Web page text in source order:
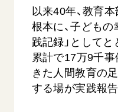
証言 長崎
以来40年、教育
根本に、子どもの
践記録」として
累計で17万9千事
きた人間教育の
する場が実践報告